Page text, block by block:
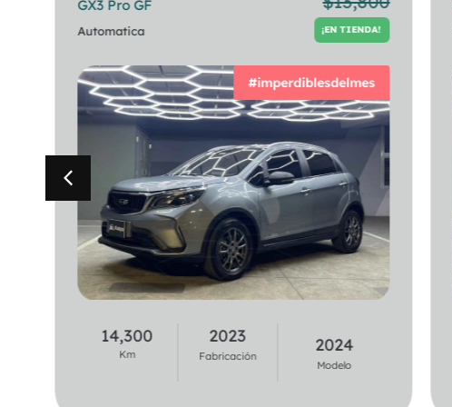
GX3 Pro GF
Automatica ¡EN TIENDA!
#imperdiblesdelmes
14,300
Km
2023
Fabricación
2024
Modelo
320i Berlina
Automatica
PREVIA CITA
37,100
Km
2020
Fabricación
2021
Modelo